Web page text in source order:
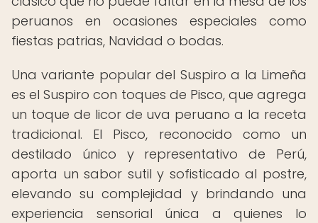
peruanos en ocasiones especiales como
fiestas patrias, Navidad o bodas.
Una variante popular del Suspiro a la Limeña
es el Suspiro con toques de Pisco, que agrega
un toque de licor de uva peruano a la receta
tradicional. El Pisco, reconocido como un
destilado único y representativo de Perú,
aporta un sabor sutil y sofisticado al postre,
elevando su complejidad y brindando una
experiencia sensorial única a quienes lo